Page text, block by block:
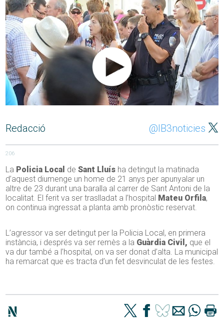
Redacció @IB3noticies
206
La Policia Local de Sant Lluís ha detingut la matinada
d’aquest diumenge un home de 21 anys per apunyalar un
altre de 23 durant una baralla al carrer de Sant Antoni de la
localitat. El ferit va ser traslladat a l’hospital Mateu Orfila,
on continua ingressat a planta amb pronòstic reservat.
L’agressor va ser detingut per la Policia Local, en primera
instància, i després va ser remès a la Guàrdia Civil, que el
va dur també a l’hospital, on va ser donat d’alta. La municipal
ha remarcat que es tracta d’un fet desvinculat de les festes.